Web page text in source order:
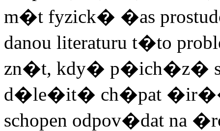
m�t fyzick� �as
danou literaturu t�to
zn�t, kdy� p�ich�z� s
d�le�it� ch�pat �ir��
schopen odpov�dat na